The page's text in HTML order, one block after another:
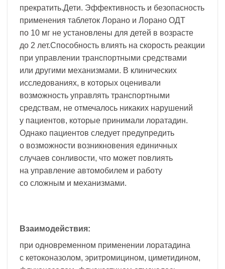
прекратить.Дети. Эффективность и безопасность
применения таблеток Лорано и Лорано ОДТ
по 10 мг не установлены для детей в возрасте
до 2 лет.Способность влиять на скорость реакции
при управлении транспортными средствами
или другими механизмами. В клинических
исследованиях, в которых оценивали
возможность управлять транспортными
средствам, не отмечалось никаких нарушений
у пациентов, которые принимали лоратадин.
Однако пациентов следует предупредить
о возможности возникновения единичных
случаев сонливости, что может повлиять
на управление автомобилем и работу
со сложным и механизмами.
Взаимодействия:
при одновременном применении лоратадина
с кетоконазолом, эритромицином, циметидином,